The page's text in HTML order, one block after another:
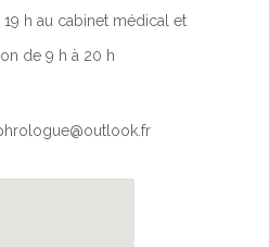
h au cabinet médical et
de 9 h à 20 h